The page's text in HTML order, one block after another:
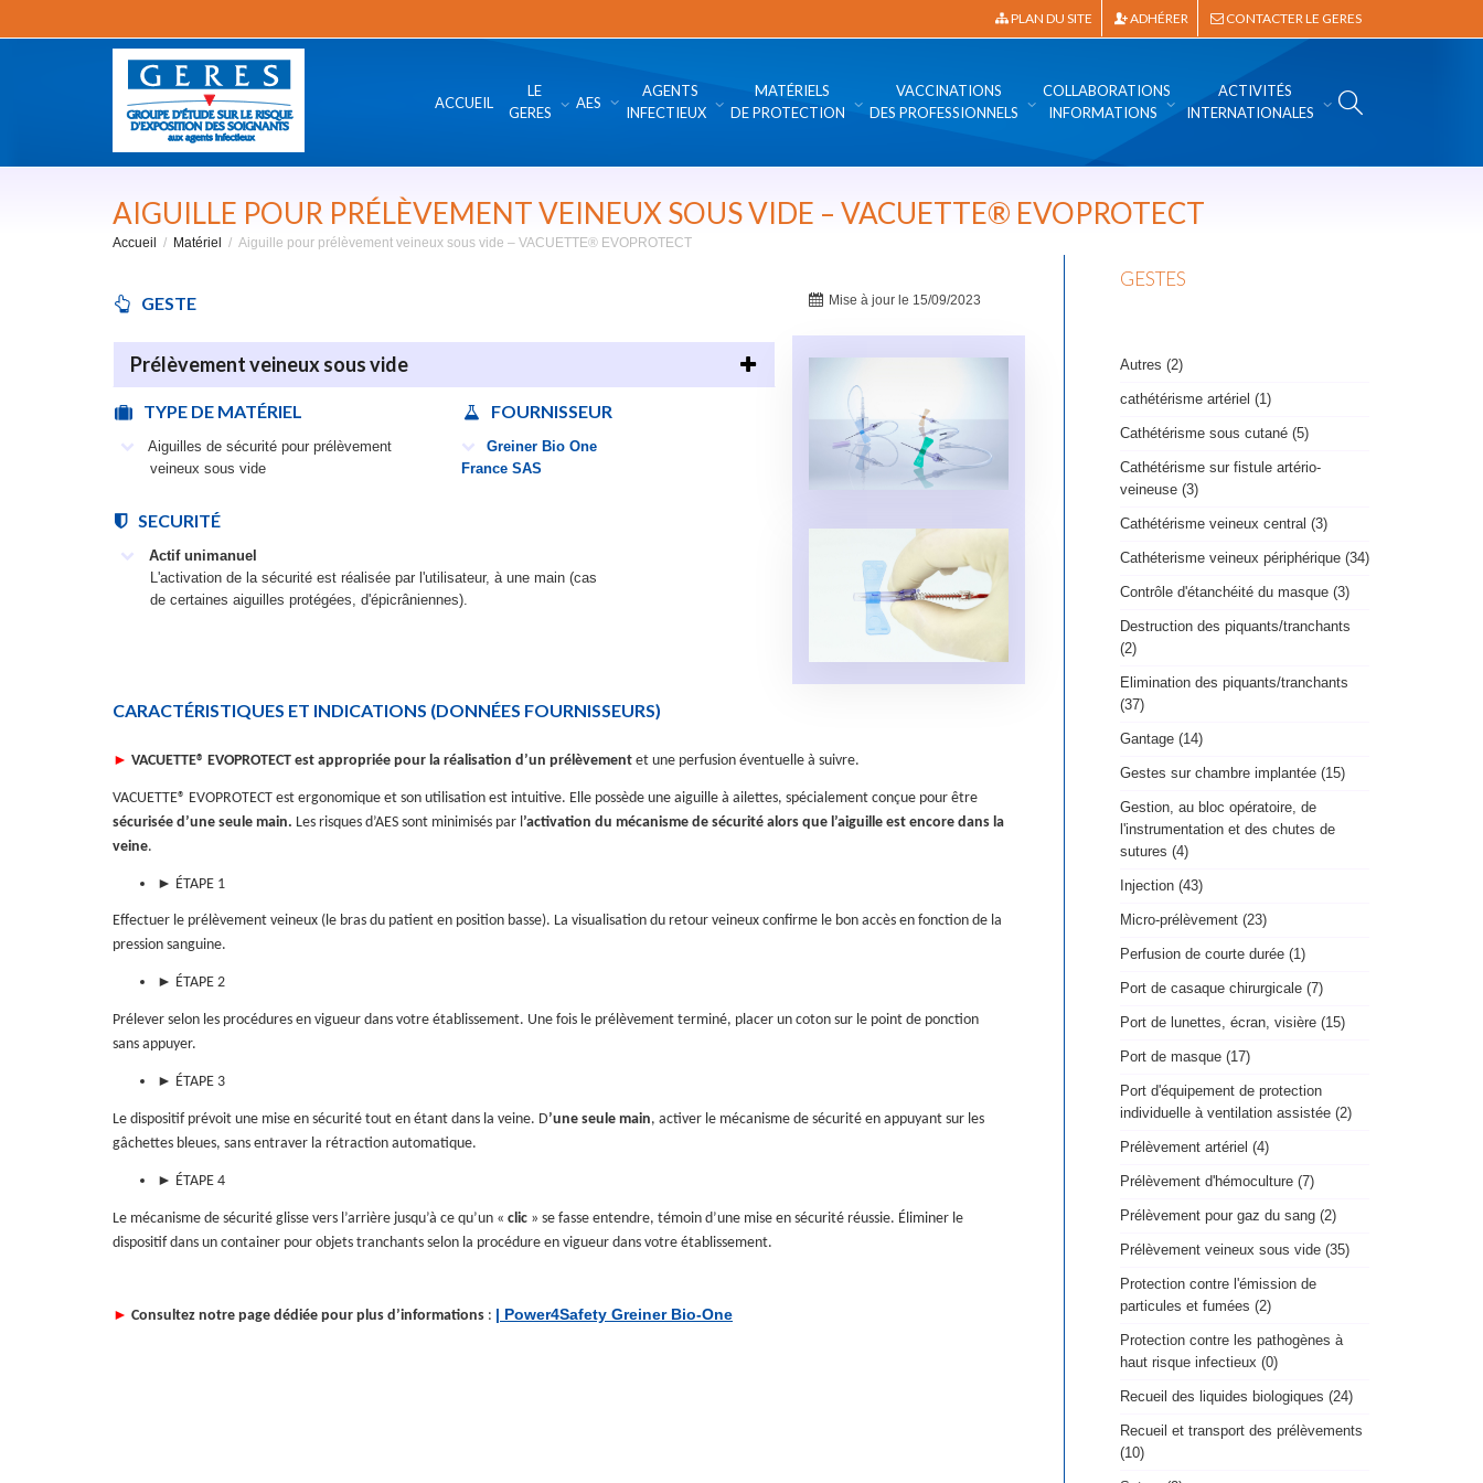
PLAN DU SITE ADHÉRER CONTACTER LE GERES
ACCUEIL
LE
GERES
AES
AGENTS
INFECTIEUX
MATÉRIELS
DE PROTECTION
VACCINATIONS
DES PROFESSIONNELS
COLLABORATIONS
INFORMATIONS
ACTIVITÉS
INTERNATIONALES
AIGUILLE POUR PRÉLÈVEMENT VEINEUX SOUS VIDE – VACUETTE® EVOPROTECT
Accueil Matériel Aiguille pour prélèvement veineux sous vide – VACUETTE® EVOPROTECT
GESTE
Prélèvement veineux sous vide
TYPE DE MATÉRIEL
Aiguilles de sécurité pour prélèvement
veineux sous vide
FOURNISSEUR
Greiner Bio One
France SAS
SECURITÉ
Actif unimanuel
L'activation de la sécurité est réalisée par l'utilisateur, à une main (cas
de certaines aiguilles protégées, d'épicrâniennes).
Mise à jour le 15/09/2023
CARACTÉRISTIQUES ET INDICATIONS (DONNÉES FOURNISSEURS)
► VACUETTE® EVOPROTECT est appropriée pour la réalisation d’un prélèvement et une perfusion éventuelle à suivre.
VACUETTE® EVOPROTECT est ergonomique et son utilisation est intuitive. Elle possède une aiguille à ailettes, spécialement conçue pour être
sécurisée d’une seule main. Les risques d’AES sont minimisés par l ’activation du mécanisme de sécurité alors que l’aiguille est encore dans la
veine.
► ÉTAPE 1
Effectuer le prélèvement veineux (le bras du patient en position basse). La visualisation du retour veineux confirme le bon accès en fonction de la
pression sanguine.
► ÉTAPE 2
Prélever selon les procédures en vigueur dans votre établissement. Une fois le prélèvement terminé, placer un coton sur le point de ponction
sans appuyer.
► ÉTAPE 3
Le dispositif prévoit une mise en sécurité tout en étant dans la veine. D’une seule main, activer le mécanisme de sécurité en appuyant sur les
gâchettes bleues, sans entraver la rétraction automatique.
► ÉTAPE 4
Le mécanisme de sécurité glisse vers l’arrière jusqu’à ce qu’un « clic » se fasse entendre, témoin d’une mise en sécurité réussie. Éliminer le
dispositif dans un container pour objets tranchants selon la procédure en vigueur dans votre établissement.
► Consultez notre page dédiée pour plus d’informations : | Power4Safety Greiner Bio-One
GESTES
Autres (2)
cathétérisme artériel (1)
Cathétérisme sous cutané (5)
Cathétérisme sur fistule artério-
veineuse (3)
Cathétérisme veineux central (3)
Cathéterisme veineux périphérique (34)
Contrôle d'étanchéité du masque (3)
Destruction des piquants/tranchants
(2)
Elimination des piquants/tranchants
(37)
Gantage (14)
Gestes sur chambre implantée (15)
Gestion, au bloc opératoire, de
l'instrumentation et des chutes de
sutures (4)
Injection (43)
Micro-prélèvement (23)
Perfusion de courte durée (1)
Port de casaque chirurgicale (7)
Port de lunettes, écran, visière (15)
Port de masque (17)
Port d'équipement de protection
individuelle à ventilation assistée (2)
Prélèvement artériel (4)
Prélèvement d'hémoculture (7)
Prélèvement pour gaz du sang (2)
Prélèvement veineux sous vide (35)
Protection contre l'émission de
particules et fumées (2)
Protection contre les pathogènes à
haut risque infectieux (0)
Recueil des liquides biologiques (24)
Recueil et transport des prélèvements
(10)